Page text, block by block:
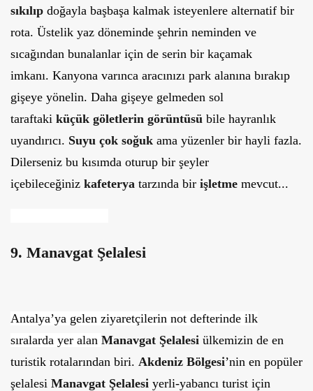
sıkılıp doğayla başbaşa kalmak isteyenlere alternatif bir
rota. Üstelik yaz döneminde şehrin neminden ve
sıcağından bunalanlar için de serin bir kaçamak
imkanı. Kanyona varınca aracınızı park alanına bırakıp
gişeye yönelin. Daha gişeye gelmeden sol
taraftaki küçük göletlerin görüntüsü bile hayranlık
uyandırıcı. Suyu çok soğuk ama yüzenler bir hayli fazla.
Dilerseniz bu kısımda oturup bir şeyler
içebileceğiniz kafeterya tarzında bir işletme mevcut...
9. Manavgat Şelalesi
Antalya’ya gelen ziyaretçilerin not defterinde ilk
sıralarda yer alan Manavgat Şelalesi ülkemizin de en
turistik rotalarından biri. Akdeniz Bölgesi’nin en popüler
şelalesi Manavgat Şelalesi yerli-yabancı turist için